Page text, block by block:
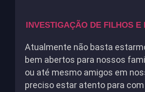
INVESTIGAÇÃO DE FILHOS E
Atualmente não basta
bem abertos para nossos
ou até mesmo amigos em
preciso estar atento para